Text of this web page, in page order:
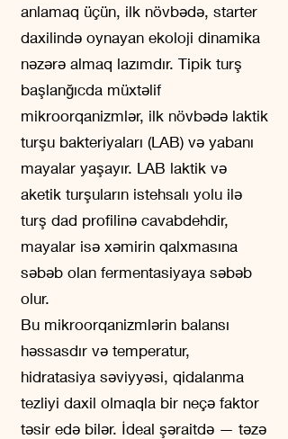
anlamaq üçün, ilk növbədə, starter
daxilində oynayan ekoloji dinamika
nəzərə almaq lazımdır. Tipik turş
başlanğıcda müxtəlif
mikroorqanizmlər, ilk növbədə laktik
turşu bakteriyaları (LAB) və yabanı
mayalar yaşayır. LAB laktik və
aketik turşuların istehsalı yolu ilə
turş dad profilinə cavabdehdir,
mayalar isə xəmirin qalxmasına
səbəb olan fermentasiyaya səbəb
olur.
Bu mikroorqanizmlərin balansı
həssasdır və temperatur,
hidratasiya səviyyəsi, qidalanma
tezliyi daxil olmaqla bir neçə faktor
təsir edə bilər. İdeal şəraitdə — təzə